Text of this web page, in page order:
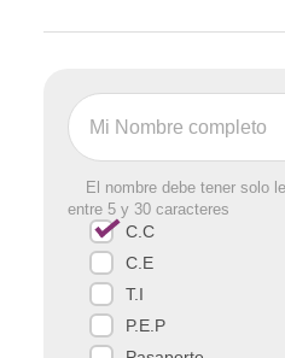
El nombre debe tener solo
entre 5 y 30 caracteres
C.C
C.E
T.I
P.E.P